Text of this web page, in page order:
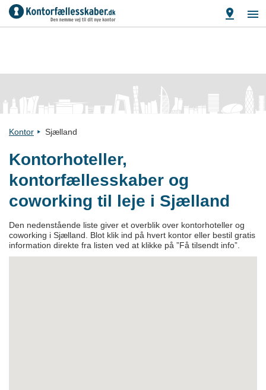
Kontor Sjælland
Kontorhoteller,
kontorfællesskaber og
coworking til leje i Sjælland
Den nedenstående liste giver et overblik over kontorhoteller og
coworking i Sjælland. Blot klik ind på hvert kontor eller bestil gratis
information direkte fra listen ved at klikke på ”Få tilsendt info”.